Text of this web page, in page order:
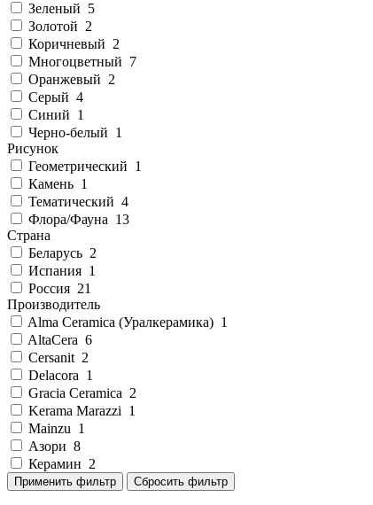
Зеленый 5
Золотой 2
Коричневый 2
Многоцветный 7
Оранжевый 2
Серый 4
Синий 1
Черно-белый 1
Рисунок
Геометрический 1
Камень 1
Тематический 4
Флора/Фауна 13
Страна
Беларусь 2
Испания 1
Россия 21
Производитель
Alma Ceramica (Уралкерамика) 1
AltaCera 6
Cersanit 2
Delacora 1
Gracia Ceramica 2
Kerama Marazzi 1
Mainzu 1
Азори 8
Керамин 2